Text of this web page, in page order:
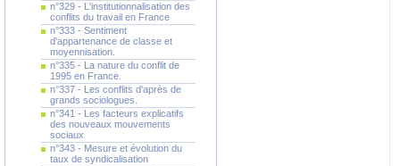
n°329 - L'institutionnalisation des
conflits du travail en France
n°333 - Sentiment
d'appartenance de classe et
moyennisation.
n°335 - La nature du conflit de
1995 en France.
n°337 - Les conflits d'après de
grands sociologues.
n°341 - Les facteurs explicatifs
des nouveaux mouvements
sociaux
n°343 - Mesure et évolution du
taux de syndicalisation